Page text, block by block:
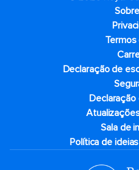
Declaração de
Sala de
Política de